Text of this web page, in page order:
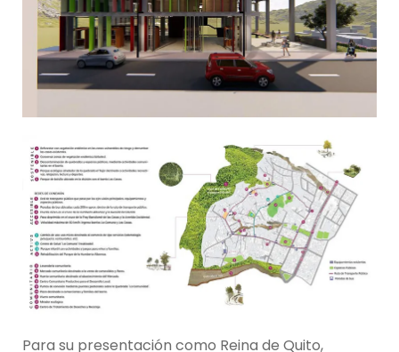
Para su presentación como Reina de Quito,